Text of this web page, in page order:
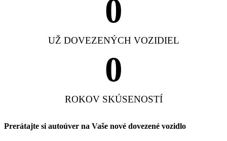
UŽ DOVEZENÝCH VOZIDIEL
0
ROKOV SKÚSENOSTÍ
0
Prerátajte si autoúver na Vaše nové dovezené vozidlo